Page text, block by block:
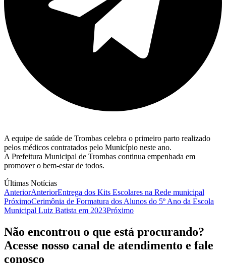
A equipe de saúde de Trombas celebra o primeiro parto realizado
pelos médicos contratados pelo Município neste ano.
A Prefeitura Municipal de Trombas continua empenhada em
promover o bem-estar de todos.
Últimas Notícias
AnteriorAnteriorEntrega dos Kits Escolares na Rede municipal
PróximoCerimônia de Formatura dos Alunos do 5º Ano da Escola
Municipal Luiz Batista em 2023Próximo
Não encontrou o que está procurando?
Acesse nosso canal de atendimento e fale
conosco